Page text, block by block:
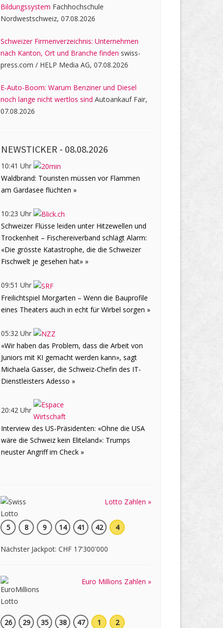
Bildungssystem Fachhochschule
Nordwestschweiz, 07.08.2026
Schweizer Firmenverzeichnis: Unternehmen
nach Kanton, Ort und Branche finden swiss-
press.com / HELP Media AG, 07.08.2026
E-Auto-Boom: Warum Benziner und Diesel
noch lange nicht wertlos sind Autoankauf Fair,
07.08.2026
NEWSTICKER - 08.08.2026
10:41 Uhr
Waldbrand: Touristen müssen vor Flammen
am Gardasee flüchten »
10:23 Uhr
Schweizer Flüsse leiden unter Hitzewellen und
Trockenheit – Fischereiverband schlägt Alarm:
«Die grösste Katastrophe, die die Schweizer
Fischwelt je gesehen hat» »
09:51 Uhr
Freilichtspiel Morgarten – Wenn die Bauprofile
eines Theaters auch in echt für Wirbel sorgen »
05:32 Uhr
«Wir haben das Problem, dass die Arbeit von
Juniors mit KI gemacht werden kann», sagt
Michaela Gasser, die Schweiz-Chefin des IT-
Dienstleisters Adesso »
20:42 Uhr
Interview des US-Präsidenten: «Ohne die USA
wäre die Schweiz kein Eliteland»: Trumps
neuster Angriff im Check »
Lotto Zahlen »
5 8 9 14 41 42 4
Nächster Jackpot: CHF 17'300'000
Euro Millions Zahlen »
26 29 35 38 47 1 2